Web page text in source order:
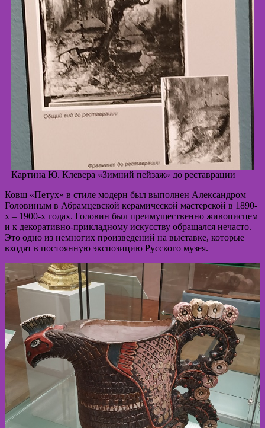
Картина Ю. Клевера «Зимний пейзаж» до реставрации
Ковш «Петух» в стиле модерн был выполнен Александром
Головиным в Абрамцевской керамической мастерской в 1890-
х – 1900-х годах. Головин был преимущественно живописцем
и к декоративно-прикладному искусству обращался нечасто.
Это одно из немногих произведений на выставке, которые
входят в постоянную экспозицию Русского музея.